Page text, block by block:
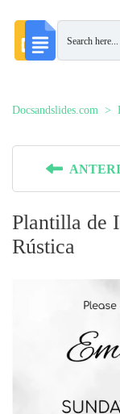
Docsandslides.com
Plantilla de
Rústica